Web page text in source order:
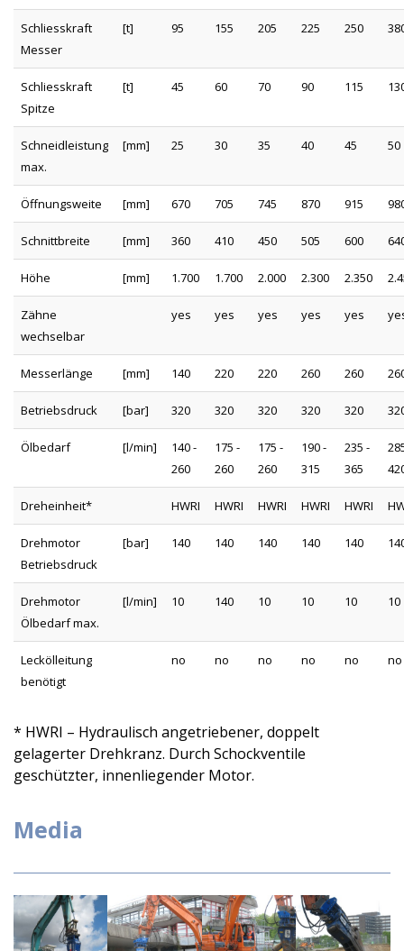
Schliesskraft
Messer
[t] 95 155 205 225 250
Schliesskraft
Spitze
[t] 45 60 70 90 115
Schneidleistung
max.
[mm] 25 30 35 40 45 50
Öffnungsweite [mm] 670 705 745 870 915
Schnittbreite [mm] 360 410 450 505 600
Höhe [mm] 1.700 1.700 2.000 2.300 2.350
Zähne
wechselbar
yes yes yes yes yes
Messerlänge [mm] 140 220 220 260 260
Betriebsdruck [bar] 320 320 320 320 320
Ölbedarf [l/min]
140 -
260
175 -
260
175 -
260
190 -
315
235 -
365
Dreheinheit* HWRI HWRI HWRI HWRI HWRI
Drehmotor
Betriebsdruck
[bar] 140 140 140 140 140
Drehmotor
Ölbedarf max.
[l/min] 10 140 10 10 10 10
Leckölleitung
benötigt
no no no no no no
* HWRI – Hydraulisch angetriebener, doppelt
gelagerter Drehkranz. Durch Schockventile
geschützter, innenliegender Motor.
Media